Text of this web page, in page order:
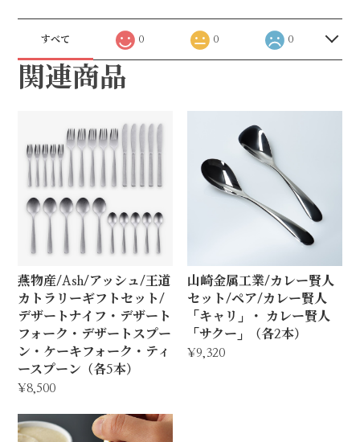
すべて 0 0 0
関連商品
燕物産/Ash/アッシュ/王道
カトラリーギフトセット/
デザートナイフ・デザート
フォーク・デザートスプー
ン・ケーキフォーク・ティ
ースプーン（各5本）
¥8,500
山崎金属工業/カレー賢人
セット/ペア/カレー賢人
「キャリ」・ カレー賢人
「サクー」（各2本）
¥9,320